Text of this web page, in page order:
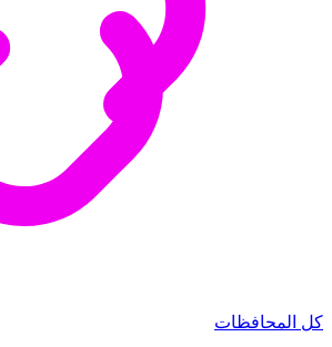
كل المحافظات